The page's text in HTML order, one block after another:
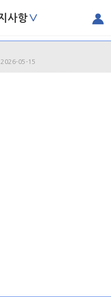
사항∨
05-15